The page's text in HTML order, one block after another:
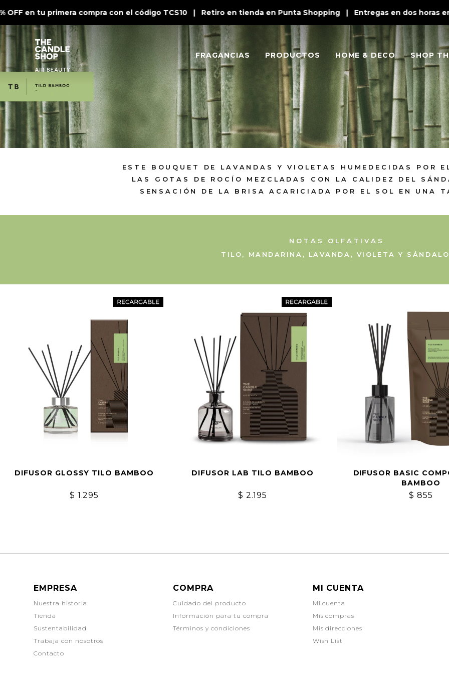
en tu primera compra con el código TCS10 | Retiro en tienda en Punta Shopping | Entregas en dos horas
FRAGANCIAS PRODUCTOS HOME & DECO SHOP
ESTE BOUQUET DE LAVANDAS Y VIOLETAS HUMEDECIDAS POR
LAS GOTAS DE ROCÍO MEZCLADAS CON LA CALIDEZ DEL
SENSACIÓN DE LA BRISA ACARICIADA POR EL SOL EN UNA
NOTAS OLFATIVAS
TILO, MANDARINA, LAVANDA, VIOLETA Y
DIFUSOR GLOSSY TILO BAMBOO
$ 1.295
DIFUSOR LAB TILO BAMBOO
$ 2.195
DIFUSOR BASIC
BAMBOO
$ 855
EMPRESA
Nuestra historia
Tienda
Sustentabilidad
Trabaja con nosotros
Contacto
COMPRA
Cuidado del producto
Información para tu compra
Términos y condiciones
MI CUENTA
Mi cuenta
Mis compras
Mis direcciones
Wish List